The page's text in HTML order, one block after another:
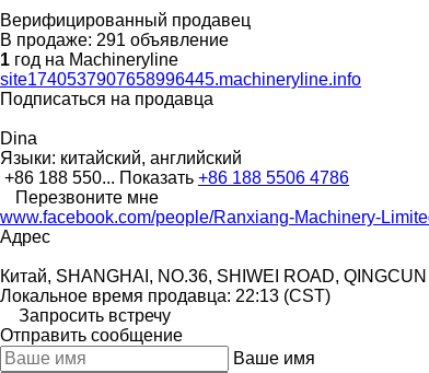
Верифицированный продавец
В продаже: 291 объявление
1 год на Machineryline
site1740537907658996445.machineryline.info
Подписаться на продавца
Dina
Языки: китайский, английский
+86 188 550... Показать +86 188 5506 4786
Перезвоните мне
www.facebook.com/people/Ranxiang-Machinery-
Адрес
Китай, SHANGHAI, NO.36, SHIWEI ROAD,
Локальное время продавца: 22:13 (CST)
Запросить встречу
Отправить сообщение
Ваше имя